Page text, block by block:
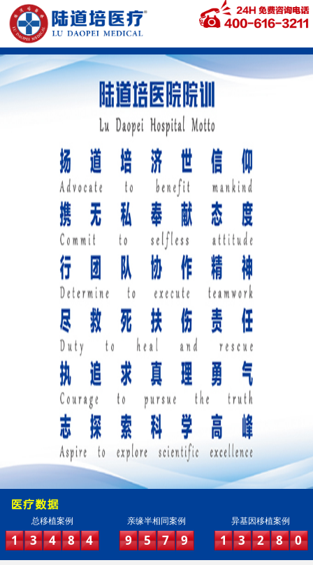
总移植案例
1 3 4 8 4
亲缘半相同案例
9 5 7 9
异基因移植案例
1 3 2 8 0